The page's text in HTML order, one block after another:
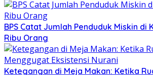
BPS Catat Jumlah Penduduk Miskin di
Ribu Orang
Ketegangan di Meja Makan: Ketika